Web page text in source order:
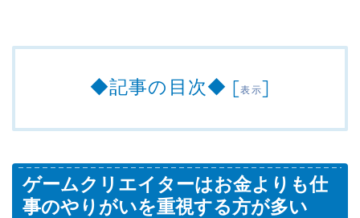
◆記事の目次◆ [表示]
ゲームクリエイターはお金よりも仕
事のやりがいを重視する方が多い